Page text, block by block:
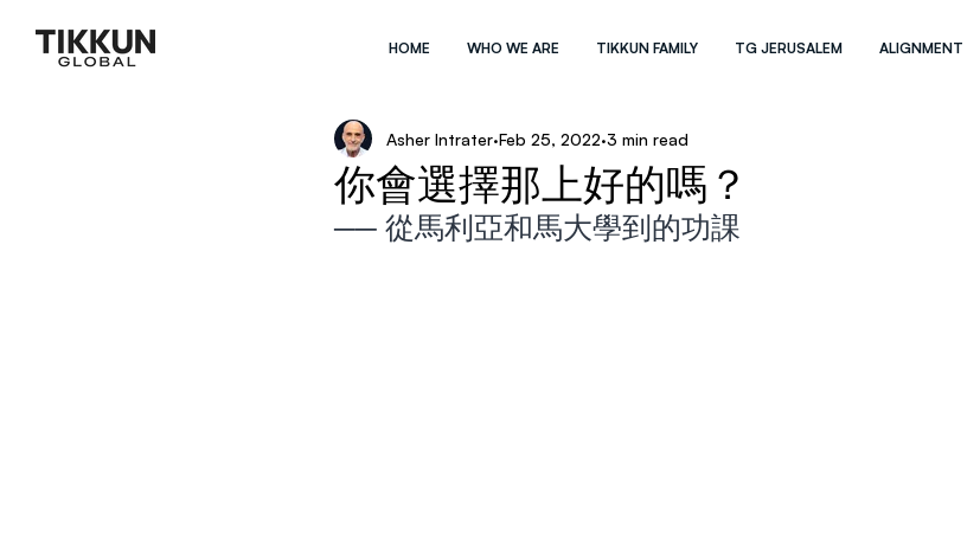
HOME WHO WE ARE TIKKUN FAMILY TG JERUSALEM ALIGNMENT
你會選擇那上好的嗎？
Asher Intrater Feb 25, 2022 3 min read
── 從馬利亞和馬大學到的功課